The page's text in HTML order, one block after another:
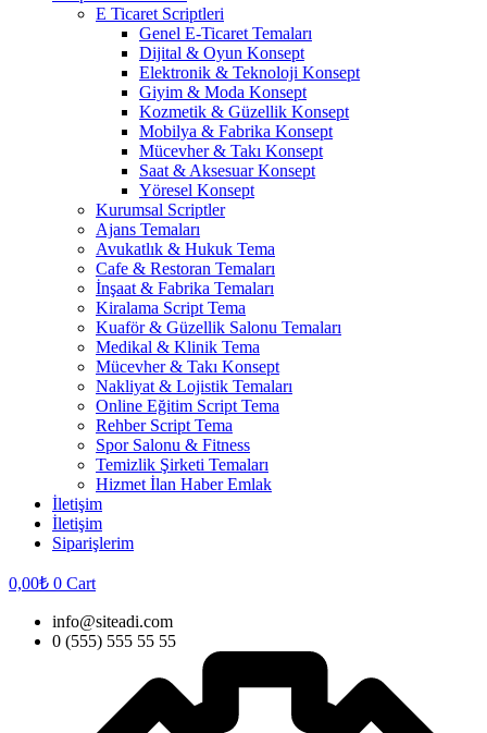
E Ticaret Scriptleri
Genel E-Ticaret Temaları
Dijital & Oyun Konsept
Elektronik & Teknoloji Konsept
Giyim & Moda Konsept
Kozmetik & Güzellik Konsept
Mobilya & Fabrika Konsept
Mücevher & Takı Konsept
Saat & Aksesuar Konsept
Yöresel Konsept
Kurumsal Scriptler
Ajans Temaları
Avukatlık & Hukuk Tema
Cafe & Restoran Temaları
İnşaat & Fabrika Temaları
Kiralama Script Tema
Kuaför & Güzellik Salonu Temaları
Medikal & Klinik Tema
Mücevher & Takı Konsept
Nakliyat & Lojistik Temaları
Online Eğitim Script Tema
Rehber Script Tema
Spor Salonu & Fitness
Temizlik Şirketi Temaları
Hizmet İlan Haber Emlak
İletişim
İletişim
Siparişlerim
0,00₺ 0 Cart
info@siteadi.com
0 (555) 555 55 55